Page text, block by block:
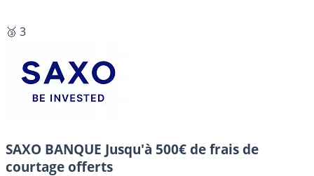
🥉 3
SAXO BANQUE Jusqu'à 500€ de frais de
courtage offerts